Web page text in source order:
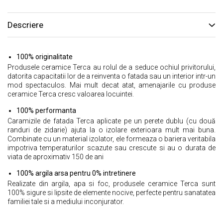
Descriere
100% originalitate
Produsele ceramice Terca au rolul de a seduce ochiul privitorului,
datorita capacitatii lor de a reinventa o fatada sau un interior intr-un
mod spectaculos. Mai mult decat atat, amenajarile cu produse
ceramice Terca cresc valoarea locuintei.
100% performanta
Caramizile de fatada Terca aplicate pe un perete dublu (cu două
randuri de zidarie) ajuta la o izolare exterioara mult mai buna.
Combinate cu un material izolator, ele formeaza o bariera veritabila
impotriva temperaturilor scazute sau crescute si au o durata de
viata de aproximativ 150 de ani
100% argila arsa pentru 0% intretinere
Realizate din argila, apa si foc, produsele ceramice Terca sunt
100% sigure si lipsite de elemente nocive, perfecte pentru sanatatea
familiei tale si a mediului inconjurator.